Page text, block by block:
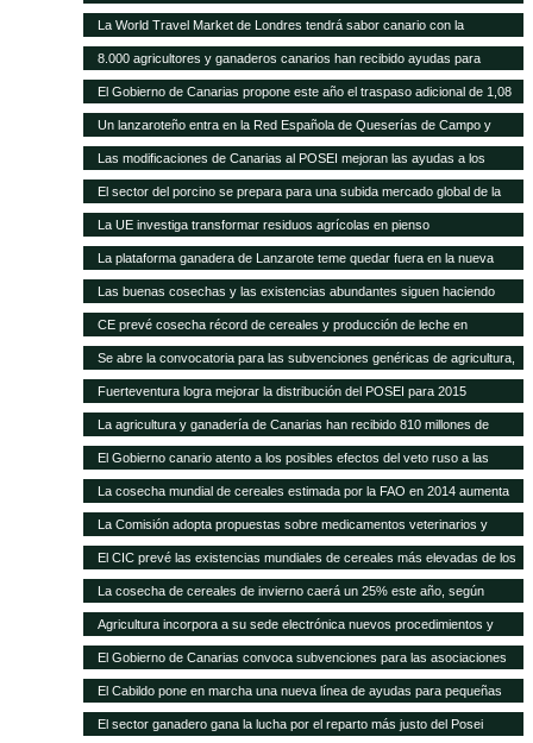
La World Travel Market de Londres tendrá sabor canario con la
promoción de sus quesos y vinos
8.000 agricultores y ganaderos canarios han recibido ayudas para
desarrollo rural
El Gobierno de Canarias propone este año el traspaso adicional de 1,08
millones del REA a la ganadería de las islas
Un lanzaroteño entra en la Red Española de Queserías de Campo y
Artesanas
Las modificaciones de Canarias al POSEI mejoran las ayudas a los
sectores productivos canarios
El sector del porcino se prepara para una subida mercado global de la
carne del 40% en 20 años
La UE investiga transformar residuos agrícolas en pienso
La plataforma ganadera de Lanzarote teme quedar fuera en la nueva
revisión del Posei
Las buenas cosechas y las existencias abundantes siguen haciendo
bajar los precios internacionales de los alimentos
CE prevé cosecha récord de cereales y producción de leche en
próximos meses
Se abre la convocatoria para las subvenciones genéricas de agricultura,
ganadería y pesca
Fuerteventura logra mejorar la distribución del POSEI para 2015
La agricultura y ganadería de Canarias han recibido 810 millones de
euros en ayudas del POSEI esta legislatura
El Gobierno canario atento a los posibles efectos del veto ruso a las
importaciones de la UE
La cosecha mundial de cereales estimada por la FAO en 2014 aumenta
en 14 Mt
La Comisión adopta propuestas sobre medicamentos veterinarios y
piensos medicamentosos
El CIC prevé las existencias mundiales de cereales más elevadas de los
15 años
La cosecha de cereales de invierno caerá un 25% este año, según
Agricultura
Agricultura incorpora a su sede electrónica nuevos procedimientos y
servicios on line
El Gobierno de Canarias convoca subvenciones para las asociaciones
agrarias
El Cabildo pone en marcha una nueva línea de ayudas para pequeñas
queserías con 100.000 euros
El sector ganadero gana la lucha por el reparto más justo del Posei